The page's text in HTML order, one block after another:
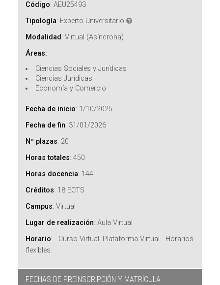
Código:AEU25493
Tipología: Experto Universitario
Modalidad:Virtual (Asíncrona)
Áreas:
Ciencias Sociales y Jurídicas
Ciencias Jurídicas
Economía y Comercio
Fecha de inicio: 1/10/2025
Fecha de fin: 31/01/2026
Nº plazas: 20
Horas totales:450
Horas docencia: 144
Créditos: 18 ECTS
Campus:Virtual
Lugar de realización:Aula Virtual
Horario:- Curso Virtual. Plataforma Virtual - Horarios
flexibles.
FECHAS DE PREINSCRIPCIÓN Y MATRÍCULA